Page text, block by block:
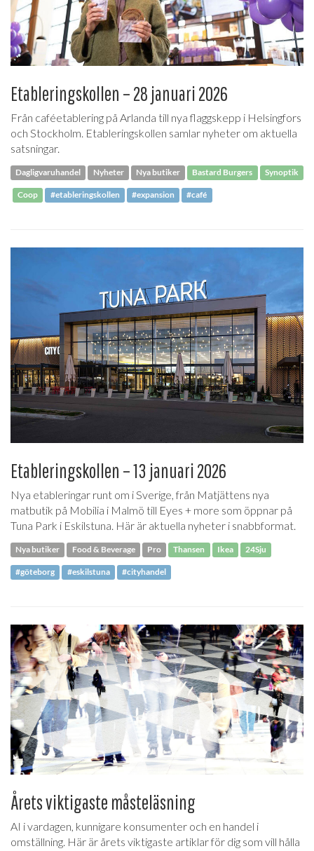
Etableringskollen – 28 januari 2026
Från caféetablering på Arlanda till nya flaggskepp i Helsingfors
och Stockholm. Etableringskollen samlar nyheter om aktuella
satsningar.
Dagligvaruhandel Nyheter Nya butiker Bastard Burgers Synoptik
Coop #etableringskollen #expansion #café
Etableringskollen – 13 januari 2026
Nya etableringar runt om i Sverige, från Matjättens nya
matbutik på Mobilia i Malmö till Eyes + more som öppnar på
Tuna Park i Eskilstuna. Här är aktuella nyheter i snabbformat.
Nya butiker Food & Beverage Pro Thansen Ikea 24Sju
#göteborg #eskilstuna #cityhandel
Årets viktigaste måsteläsning
AI i vardagen, kunnigare konsumenter och en handel i
omställning. Här är årets viktigaste artiklar för dig som vill hålla